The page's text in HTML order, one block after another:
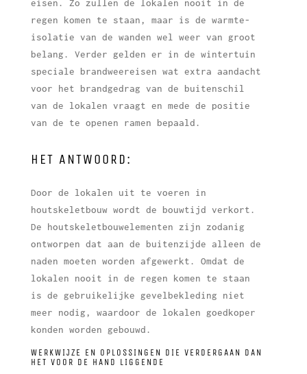
eisen. Zo zullen de lokalen nooit in de
regen komen te staan, maar is de warmte-
isolatie van de wanden wel weer van groot
belang. Verder gelden er in de wintertuin
speciale brandweereisen wat extra aandacht
voor het brandgedrag van de buitenschil
van de lokalen vraagt en mede de positie
van de te openen ramen bepaald.
HET ANTWOORD:
Door de lokalen uit te voeren in
houtskeletbouw wordt de bouwtijd verkort.
De houtskeletbouwelementen zijn zodanig
ontworpen dat aan de buitenzijde alleen de
naden moeten worden afgewerkt. Omdat de
lokalen nooit in de regen komen te staan
is de gebruikelijke gevelbekleding niet
meer nodig, waardoor de lokalen goedkoper
konden worden gebouwd.
WERKWIJZE EN OPLOSSINGEN DIE VERDERGAAN DAN
HET VOOR DE HAND LIGGENDE